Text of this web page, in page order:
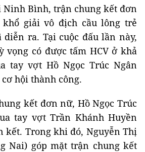
Ninh Bình, trận chung kết đơn
giải vô địch cầu lông trẻ
diễn ra. Tại cuộc đấu lần này,
vọng có được tấm HCV ở khả
tay vợt Hồ Ngọc Trúc Ngân
hội thành công.
kết đơn nữ, Hồ Ngọc Trúc
tay vợt Trần Khánh Huyền
kết. Trong khi đó, Nguyễn Thị
Nai) góp mặt trận chung kết